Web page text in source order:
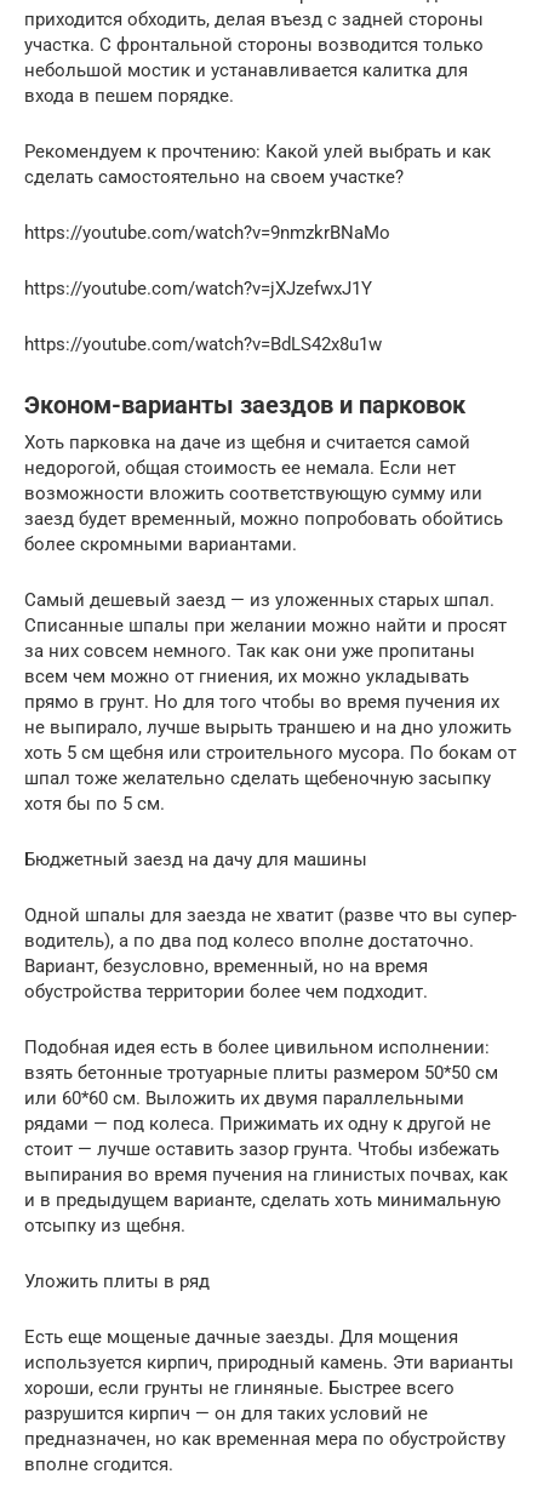
приходится обходить, делая въезд с задней стороны
участка. С фронтальной стороны возводится только
небольшой мостик и устанавливается калитка для
входа в пешем порядке.
Рекомендуем к прочтению: Какой улей выбрать и как
сделать самостоятельно на своем участке?
https://youtube.com/watch?v=9nmzkrBNaMo
https://youtube.com/watch?v=jXJzefwxJ1Y
https://youtube.com/watch?v=BdLS42x8u1w
Эконом-варианты заездов и парковок
Хоть парковка на даче из щебня и считается самой
недорогой, общая стоимость ее немала. Если нет
возможности вложить соответствующую сумму или
заезд будет временный, можно попробовать обойтись
более скромными вариантами.
Самый дешевый заезд — из уложенных старых шпал.
Списанные шпалы при желании можно найти и просят
за них совсем немного. Так как они уже пропитаны
всем чем можно от гниения, их можно укладывать
прямо в грунт. Но для того чтобы во время пучения их
не выпирало, лучше вырыть траншею и на дно уложить
хоть 5 см щебня или строительного мусора. По бокам от
шпал тоже желательно сделать щебеночную засыпку
хотя бы по 5 см.
Бюджетный заезд на дачу для машины
Одной шпалы для заезда не хватит (разве что вы супер-
водитель), а по два под колесо вполне достаточно.
Вариант, безусловно, временный, но на время
обустройства территории более чем подходит.
Подобная идея есть в более цивильном исполнении:
взять бетонные тротуарные плиты размером 50*50 см
или 60*60 см. Выложить их двумя параллельными
рядами — под колеса. Прижимать их одну к другой не
стоит — лучше оставить зазор грунта. Чтобы избежать
выпирания во время пучения на глинистых почвах, как
и в предыдущем варианте, сделать хоть минимальную
отсыпку из щебня.
Уложить плиты в ряд
Есть еще мощеные дачные заезды. Для мощения
используется кирпич, природный камень. Эти варианты
хороши, если грунты не глиняные. Быстрее всего
разрушится кирпич — он для таких условий не
предназначен, но как временная мера по обустройству
вполне сгодится.